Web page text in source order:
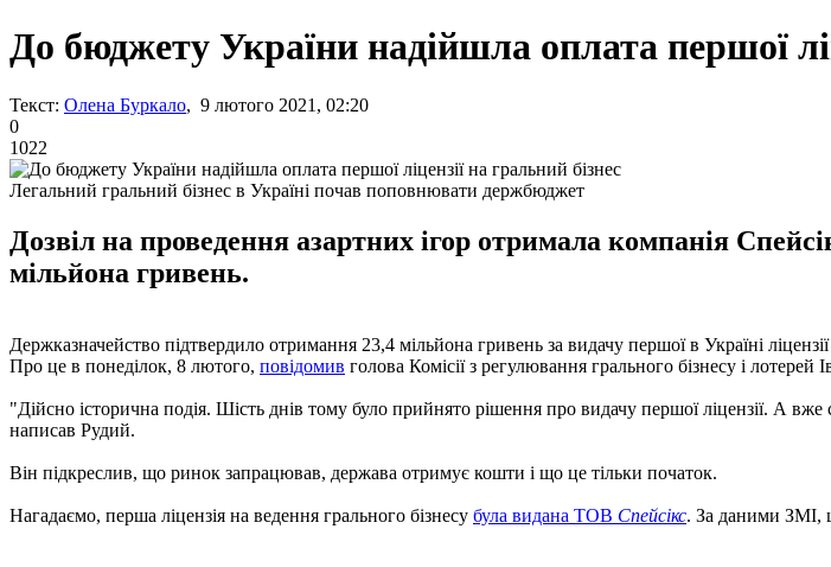
До бюджету України надійшла оплата першої
Текст: Олена Буркало, 9 лютого 2021, 02:20
0
1022
Легальний гральний бізнес в Україні почав поповнювати держбюджет
Дозвіл на проведення азартних ігор отримала компанія
мільйона гривень.
Держказначейство підтвердило отримання 23,4 мільйона гривень за видачу першої в Україні
Про це в понеділок, 8 лютого, повідомив голова Комісії з регулювання грального бізнесу і лотерей
"Дійсно історична подія. Шість днів тому було прийнято рішення про видачу першої ліцензії. А
написав Рудий.
Він підкреслив, що ринок запрацював, держава отримує кошти і що це тільки початок.
Нагадаємо, перша ліцензія на ведення грального бізнесу була видана ТОВ Спейсікс. За даними ЗМІ,